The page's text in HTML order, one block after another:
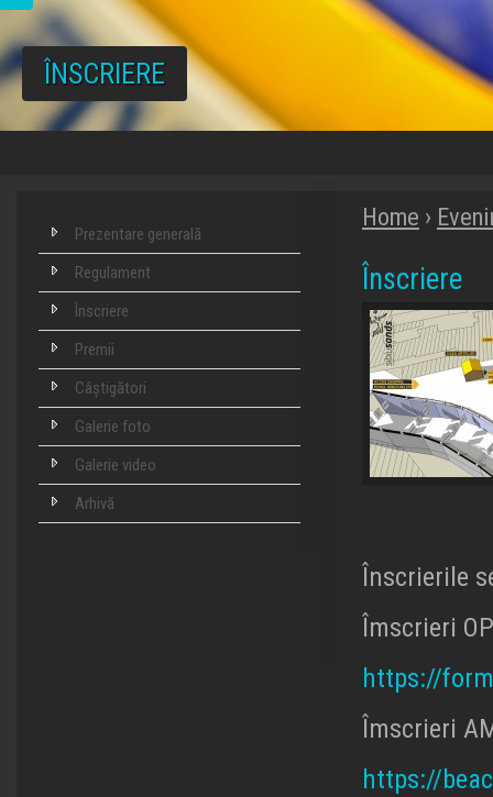
ÎNSCRIERE
Prezentare generală
Regulament
Înscriere
Premii
Câștigători
Galerie foto
Galerie video
Arhivă
Home ›
Înscriere
Înscrierile
Îmscrieri
https://
Îmscrieri
https://